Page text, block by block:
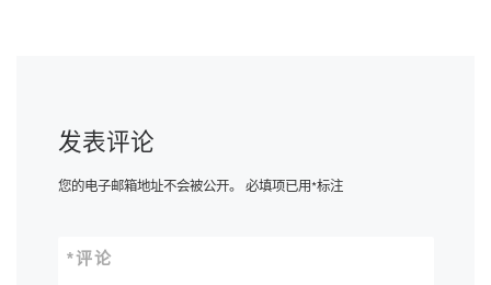
发表评论
您的电子邮箱地址不会被公开。 必填项已用*标注
评论
*